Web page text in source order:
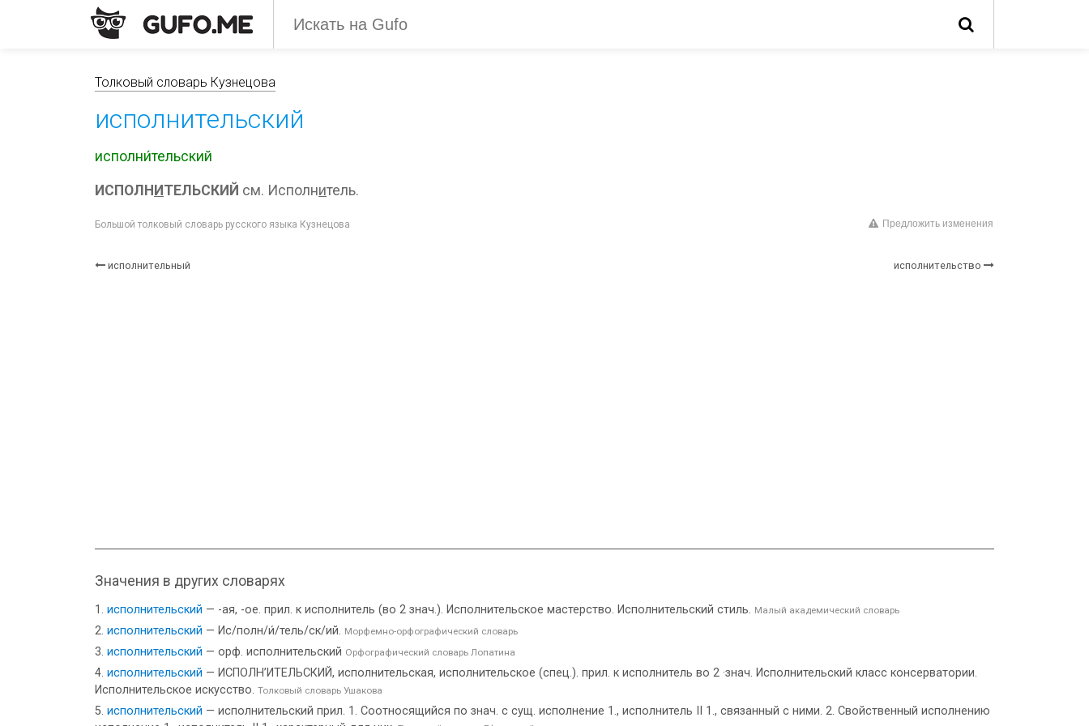
Толковый словарь Кузнецова
исполнительский
исполни́тельский
ИСПОЛН И ТЕЛЬСКИЙ см. Исполнитель.
Большой толковый словарь русского языка Кузнецова Предложить изменения
исполнительный исполнительство
Значения в других словарях
исполнительский — -ая, -ое. прил. к исполнитель (во 2 знач.). Исполнительское мастерство. Исполнительский стиль. Малый академический словарь
исполнительский — Ис/полн/и́/тель/ск/ий. Морфемно-орфографический словарь
исполнительский — орф. исполнительский Орфографический словарь Лопатина
исполнительский — ИСПОЛН’ИТЕЛЬСКИЙ, исполнительская, исполнительское (спец.). прил. к исполнитель во 2 ·знач. Исполнительский класс консерватории.
Исполнительское искусство. Толковый словарь Ушакова
исполнительский — исполнительский прил. 1. Соотносящийся по знач. с сущ. исполнение 1., исполнитель II 1., связанный с ними. 2. Свойственный исполнению